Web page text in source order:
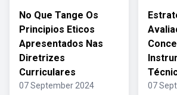
No Que Tange Os
Principios Eticos
Apresentados Nas
Diretrizes
Curriculares
07 September 2024 07